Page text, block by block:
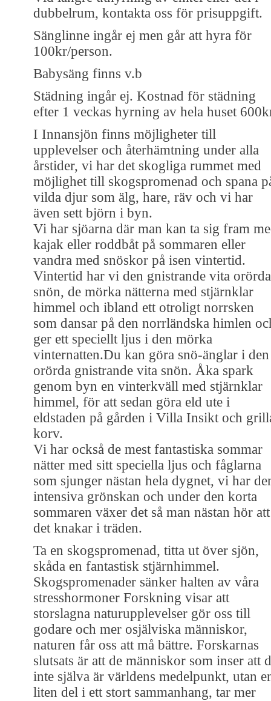
dubbelrum, kontakta oss för prisuppgift.
Sänglinne ingår ej men går att hyra för
100kr/person.
Babysäng finns v.b
Städning ingår ej. Kostnad för städning
efter 1 veckas hyrning av hela huset
I Innansjön finns möjligheter till
upplevelser och återhämtning under alla
årstider, vi har det skogliga rummet med
möjlighet till skogspromenad och spana
vilda djur som älg, hare, räv och vi har
även sett björn i byn.
Vi har sjöarna där man kan ta sig fram
kajak eller roddbåt på sommaren eller
vandra med snöskor på isen vintertid.
Vintertid har vi den gnistrande vita orörda
snön, de mörka nätterna med stjärnklar
himmel och ibland ett otroligt norrsken
som dansar på den norrländska himlen
ger ett speciellt ljus i den mörka
vinternatten.Du kan göra snö-änglar i den
orörda gnistrande vita snön. Åka spark
genom byn en vinterkväll med stjärnklar
himmel, för att sedan göra eld ute i
eldstaden på gården i Villa Insikt och
korv.
Vi har också de mest fantastiska sommar
nätter med sitt speciella ljus och fåglarna
som sjunger nästan hela dygnet, vi har
intensiva grönskan och under den korta
sommaren växer det så man nästan hör att
det knakar i träden.
Ta en skogspromenad, titta ut över sjön,
skåda en fantastisk stjärnhimmel.
Skogspromenader sänker halten av våra
stresshormoner Forskning visar att
storslagna naturupplevelser gör oss till
godare och mer osjälviska människor,
naturen får oss att må bättre. Forskarnas
slutsats är att de människor som inser att
inte själva är världens medelpunkt, utan
liten del i ett stort sammanhang, tar mer